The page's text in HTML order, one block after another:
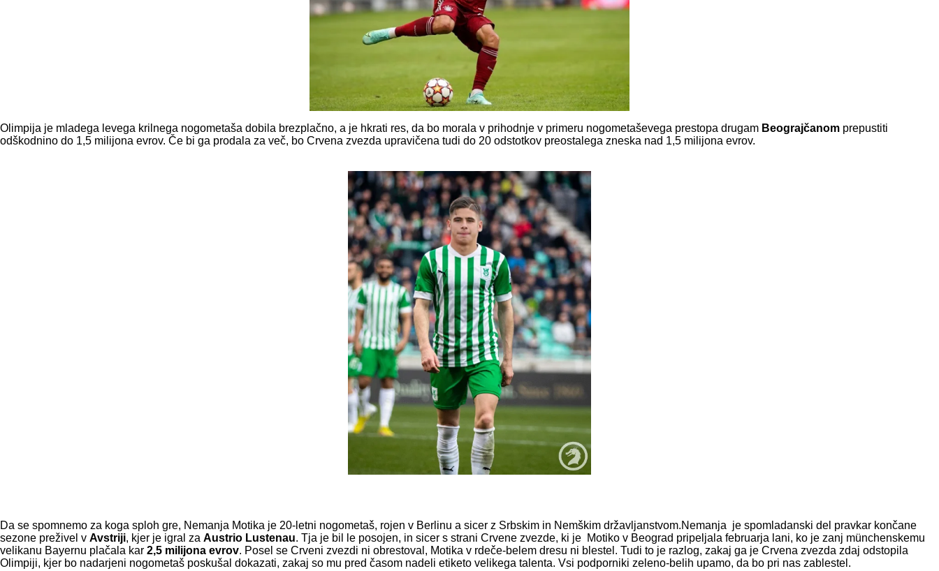
Olimpija je mladega levega krilnega nogometaša dobila brezplačno, a je hkrati res, da bo morala v prihodnje v primeru nogometaševega prestopa drugam Beograjčanom prepustiti
odškodnino do 1,5 milijona evrov. Če bi ga prodala za več, bo Crvena zvezda upravičena tudi do 20 odstotkov preostalega zneska nad 1,5 milijona evrov.
Da se spomnemo za koga sploh gre, Nemanja Motika je 20-letni nogometaš, rojen v Berlinu a sicer z Srbskim in Nemškim državljanstvom.Nemanja je spomladanski del pravkar končane
sezone preživel v Avstriji, kjer je igral za Austrio Lustenau. Tja je bil le posojen, in sicer s strani Crvene zvezde, ki je Motiko v Beograd pripeljala februarja lani, ko je zanj münchenskemu
velikanu Bayernu plačala kar 2,5 milijona evrov. Posel se Crveni zvezdi ni obrestoval, Motika v rdeče-belem dresu ni blestel. Tudi to je razlog, zakaj ga je Crvena zvezda zdaj odstopila
Olimpiji, kjer bo nadarjeni nogometaš poskušal dokazati, zakaj so mu pred časom nadeli etiketo velikega talenta. Vsi podporniki zeleno-belih upamo, da bo pri nas zablestel.